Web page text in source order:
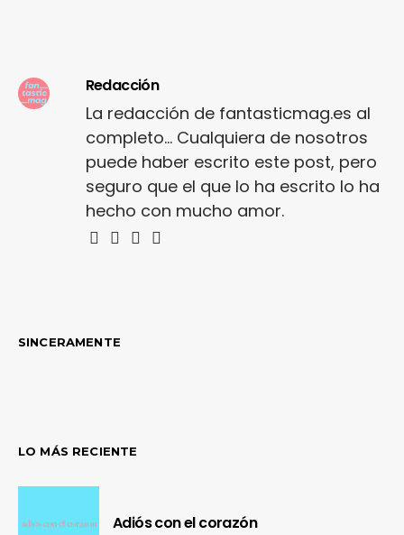
Redacción
La redacción de fantasticmag.es al
completo... Cualquiera de nosotros
puede haber escrito este post, pero
seguro que el que lo ha escrito lo ha
hecho con mucho amor.
SINCERAMENTE
LO MÁS RECIENTE
Adiós con el corazón